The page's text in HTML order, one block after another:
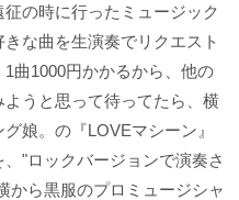
征の時に行ったミュージック
な曲を生演奏でリクエスト
曲1000円かかるから、他の
うと思って待ってたら、横
娘。の『LOVEマシーン』
"ロックバージョンで演奏さ
から黒服のプロミュージシャ